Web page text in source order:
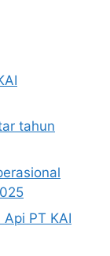
tahun
PT KAI